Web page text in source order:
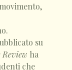
su
Review ha
che